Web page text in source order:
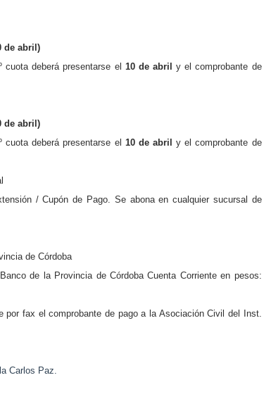
de abril)
cuota deberá presentarse el 10 de abrily el comprobante de
de abril)
cuota deberá presentarse el 10 de abrily el comprobante de
/ Cupón de Pago. Se abona en cualquier sucursal de
de Córdoba
de la Provincia de Córdoba Cuenta Corriente en pesos:
por fax el comprobante de pago a la Asociación Civil del Inst.
Carlos Paz.